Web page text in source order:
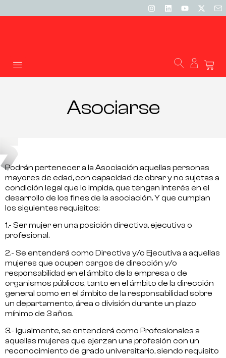
Asociarse
Podrán pertenecer a la Asociación aquellas personas
mayores de edad, con capacidad de obrar y no sujetas a
condición legal que lo impida, que tengan interés en el
desarrollo de los fines de la asociación. Y que cumplan
los siguientes requisitos:
1.- Ser mujer en una posición directiva, ejecutiva o
profesional .
2.- Se entenderá como Directiva y/o Ejecutiva a aquellas
mujeres que ocupen cargos de dirección y/o
responsabilidad en el ámbito de la empresa o de
organismos públicos, tanto en el ámbito de la dirección
general como en el ámbito de la responsabilidad sobre
un departamento, área o división durante un plazo
mínimo de 3 años.
3.- Igualmente, se entenderá como Profesionales a
aquellas mujeres que ejerzan una profesión con un
reconocimiento de grado universitario, siendo requisito